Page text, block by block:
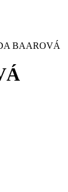
BAAROVÁ